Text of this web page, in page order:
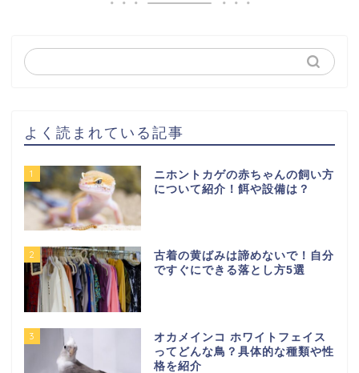
よく読まれている記事
1
ニホントカゲの赤ちゃんの飼い方
について紹介！餌や設備は？
2
古着の黄ばみは諦めないで！自分
ですぐにできる落とし方5選
3
オカメインコ ホワイトフェイス
ってどんな鳥？具体的な種類や性
格を紹介